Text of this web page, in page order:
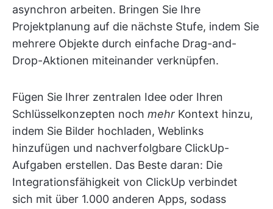
asynchron arbeiten. Bringen Sie Ihre
Projektplanung auf die nächste Stufe, indem Sie
mehrere Objekte durch einfache Drag-and-
Drop-Aktionen miteinander verknüpfen.
Fügen Sie Ihrer zentralen Idee oder Ihren
Schlüsselkonzepten noch mehr Kontext hinzu,
indem Sie Bilder hochladen, Weblinks
hinzufügen und nachverfolgbare ClickUp-
Aufgaben erstellen. Das Beste daran: Die
Integrationsfähigkeit von ClickUp verbindet
sich mit über 1.000 anderen Apps, sodass